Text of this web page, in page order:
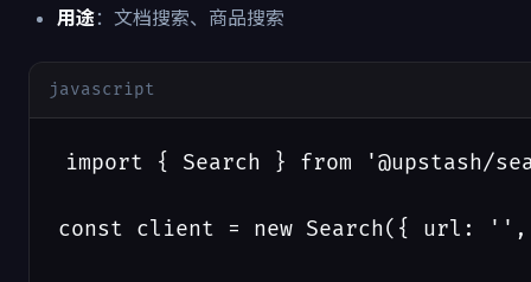
用途：文档搜索、商品搜索
javascript
import { Search } from '@upstash/
const client = new Search({ url: